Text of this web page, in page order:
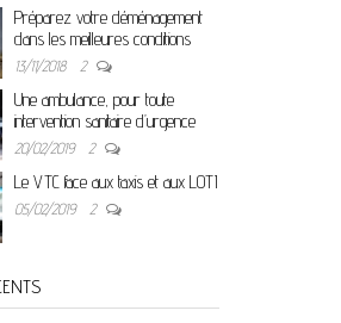
Préparez votre déménagement
dans les meilleures conditions
13/11/2018 2
Une ambulance, pour toute
intervention sanitaire d’urgence
20/02/2019 2
Le VTC face aux taxis et aux LOTI
05/02/2019 2